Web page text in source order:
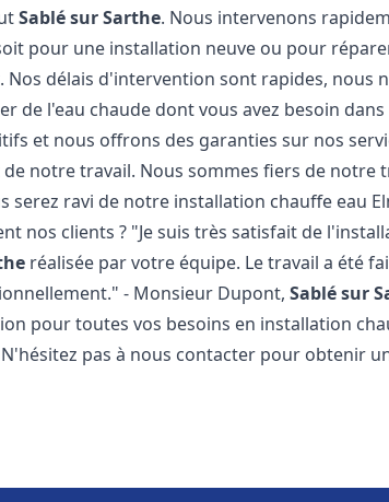
Sablé sur Sarthe. Nous intervenons
pour une installation neuve ou pour
Nos délais d'intervention sont rapides, nous
de l'eau chaude dont vous avez besoin
et nous offrons des garanties sur nos
notre travail. Nous sommes fiers de notre
serez ravi de notre installation chauffe eau
nos clients ? "Je suis très satisfait de
réalisée par votre équipe. Le travail a été
- Monsieur Dupont,Sablé sur
pour toutes vos besoins en installation
pas à nous contacter pour obtenir